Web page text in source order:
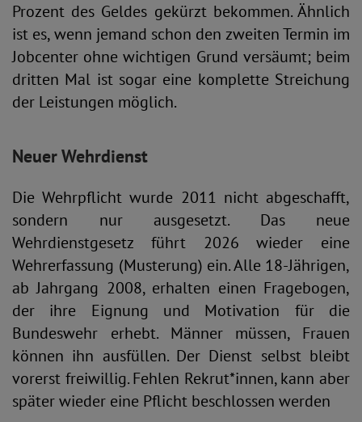
Prozent des Geldes gekürzt bekommen. Ähnlich
ist es, wenn jemand schon den zweiten Termin im
Jobcenter ohne wichtigen Grund versäumt; beim
dritten Mal ist sogar eine komplette Streichung
der Leistungen möglich.
Neuer Wehrdienst
Die Wehrpflicht wurde 2011 nicht abgeschafft,
sondern nur ausgesetzt. Das neue
Wehrdienstgesetz führt 2026 wieder eine
Wehrerfassung (Musterung) ein. Alle 18-Jährigen,
ab Jahrgang 2008, erhalten einen Fragebogen,
der ihre Eignung und Motivation für die
Bundeswehr erhebt. Männer müssen, Frauen
können ihn ausfüllen. Der Dienst selbst bleibt
vorerst freiwillig. Fehlen Rekrut*innen, kann aber
später wieder eine Pflicht beschlossen werden